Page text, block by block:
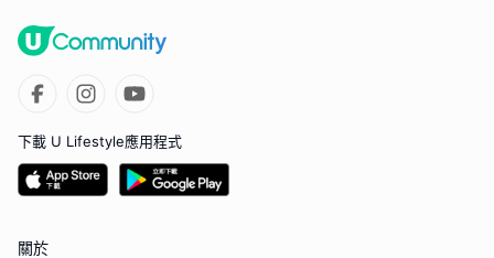
下載 U Lifestyle應用程式
關於